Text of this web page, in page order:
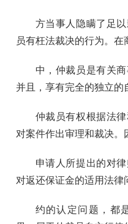
方当事人隐瞒了足
员有枉法裁决的行为。在
中，仲裁员是有关
并且，享有完全的独立的
仲裁员有权根据法
对案件作出审理和裁决。
申请人所提出的对
对返还保证金的适用法律
约的认定问题，都